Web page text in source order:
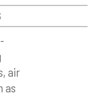
air
as